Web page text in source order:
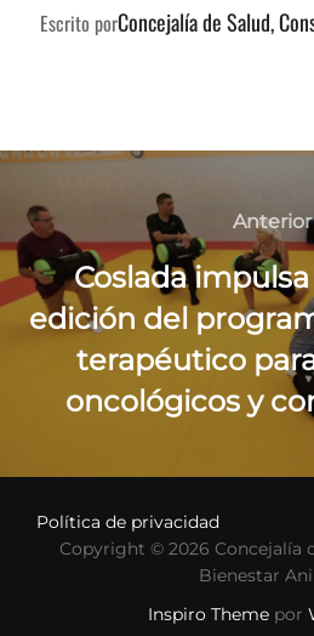
AUTOR DE LA
Escrito porConcejalía de Salud,
Navegación
de
entradas
Anterior
Coslada
edición del
terapéutico
oncológicos y
Política de privacidad
Copyright © 2026 Concejalía
Bienestar
Inspiro Theme por